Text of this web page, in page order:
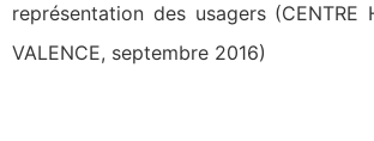
représentation des usagers (CENTRE
VALENCE, septembre 2016)